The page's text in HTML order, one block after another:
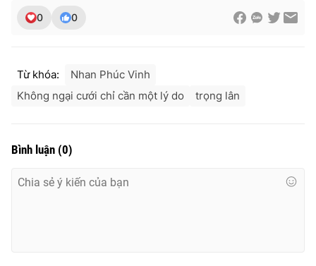
0 0
Từ khóa:
Nhan Phúc Vinh
Không ngại cưới chỉ cần một lý do
trọng lân
Bình luận (0)